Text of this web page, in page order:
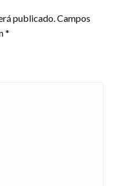
publicado.Campos
*